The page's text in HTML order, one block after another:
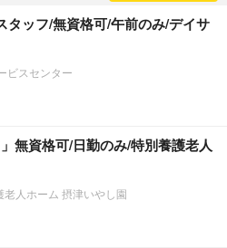
タッフ/無資格可/午前のみ/デイサ
ビスセンター
無資格可/日勤のみ/特別養護老人
人ホーム 摂津いやし園